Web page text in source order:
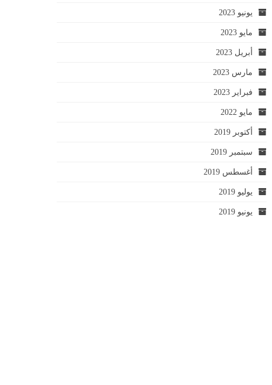
يونيو 2023
مايو 2023
أبريل 2023
مارس 2023
فبراير 2023
مايو 2022
أكتوبر 2019
سبتمبر 2019
أغسطس 2019
يوليو 2019
يونيو 2019